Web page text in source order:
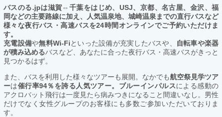
バスのる.jpは滋賀⇔千葉をはじめ、USJ、京都、名古屋、金沢、福
岡などの主要路線に加え、人気温泉地、城崎温泉までの直行バスなど
様々な夜行バス・高速バスを24時間オンラインでご予約いただけま
す。
充電設備や無料Wi-Fiといった設備が充実したバスや、
自転車や楽器
が積み込めるバスなど、あなたに合った夜行バス・高速バスがきっと
見つかるはず。
また、バスを利用した様々なツアーも展開。なかでも航空祭見学ツア
ーは催行率94％を誇る人気ツアー。ブルーインパルスによる感動の
アクロバット飛行は一度見たら病みつきになること間違いなし。男性
だけでなく女性グループのお客様にも多数ご参加いただいておりま
す。